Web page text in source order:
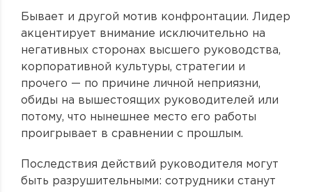
Бывает и другой мотив конфронтации. Лидер
акцентирует внимание исключительно на
негативных сторонах высшего руководства,
корпоративной культуры, стратегии и
прочего — по причине личной неприязни,
обиды на вышестоящих руководителей или
потому, что нынешнее место его работы
проигрывает в сравнении с прошлым.
Последствия действий руководителя могут
быть разрушительными: сотрудники станут